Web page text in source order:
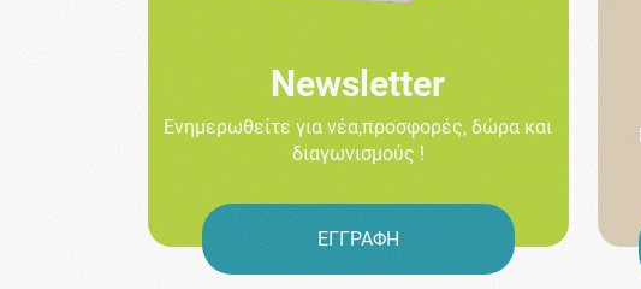
Newsletter
Ενημερωθείτε για νέα,προσφορές, δώρα και
διαγωνισμούς !
ΕΓΓΡΑΦΗ